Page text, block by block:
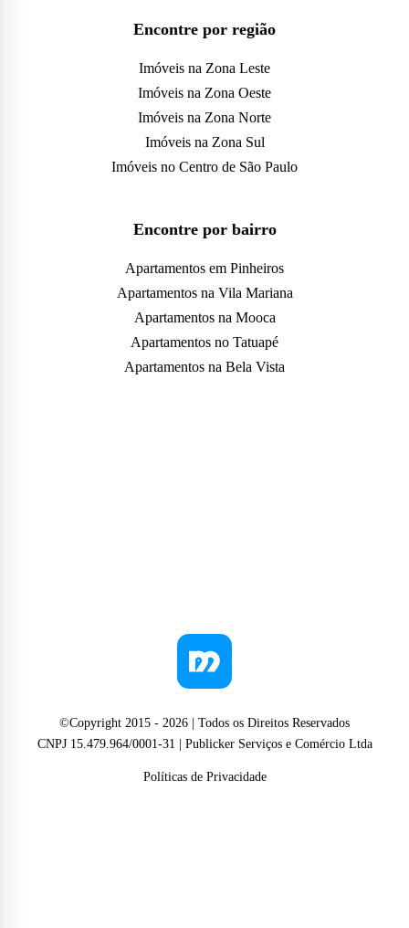
Encontre por região
Imóveis na Zona Leste
Imóveis na Zona Oeste
Imóveis na Zona Norte
Imóveis na Zona Sul
Imóveis no Centro de São Paulo
Encontre por bairro
Apartamentos em Pinheiros
Apartamentos na Vila Mariana
Apartamentos na Mooca
Apartamentos no Tatuapé
Apartamentos na Bela Vista
©Copyright 2015 - 2026 | Todos os Direitos Reservados
CNPJ 15.479.964/0001-31 | Publicker Serviços e Comércio Ltda
Políticas de Privacidade